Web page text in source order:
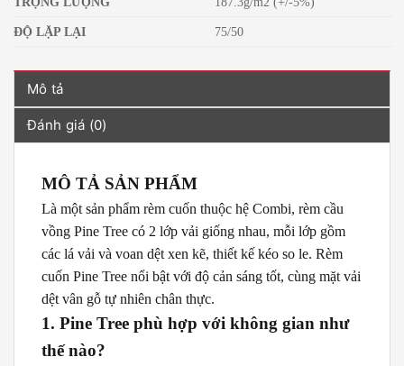
ĐỘ LẶP LẠI 75/50
Mô tả
Đánh giá (0)
MÔ TẢ SẢN PHẨM
Là một sản phẩm rèm cuốn thuộc hệ Combi, rèm cầu
vồng Pine Tree có 2 lớp vải giống nhau, mỗi lớp gồm
các lá vải và voan dệt xen kẽ, thiết kế kéo so le. Rèm
cuốn Pine Tree nổi bật với độ cản sáng tốt, cùng mặt vải
dệt vân gỗ tự nhiên chân thực.
1. Pine Tree phù hợp với không gian như
thế nào?